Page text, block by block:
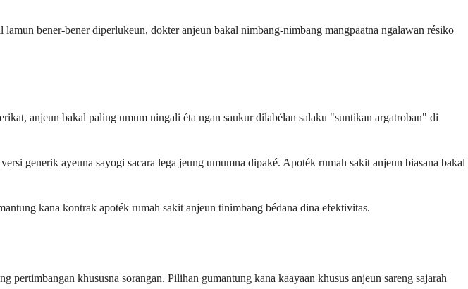
bener-bener diperlukeun, dokter anjeun bakal nimbang-nimbang mangpaatna ngalawan résiko
anjeun bakal paling umum ningali éta ngan saukur dilabélan salaku "suntikan argatroban" di
generik ayeuna sayogi sacara lega jeung umumna dipaké. Apoték rumah sakit anjeun biasana bakal
kana kontrak apoték rumah sakit anjeun tinimbang bédana dina efektivitas.
pertimbangan khususna sorangan. Pilihan gumantung kana kaayaan khusus anjeun sareng sajarah